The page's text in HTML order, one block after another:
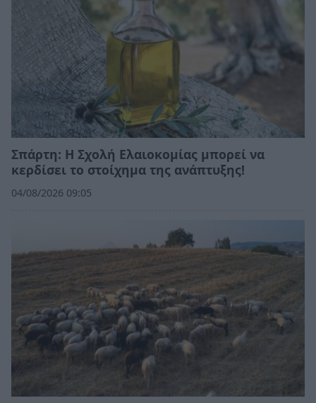
Σπάρτη: Η Σχολή Ελαιοκομίας μπορεί να
κερδίσει το στοίχημα της ανάπτυξης!
04/08/2026 09:05